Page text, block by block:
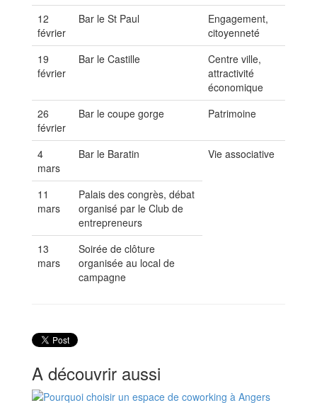
12
février
Bar le St Paul
Engagement,
citoyenneté
19
février
Bar le Castille
Centre ville,
attractivité
économique
26
février
Bar le coupe gorge Patrimoine
4
mars
Bar le Baratin Vie associative
11
mars
Palais des congrès, débat
organisé par le Club de
entrepreneurs
13
mars
Soirée de clôture
organisée au local de
campagne
A découvrir aussi